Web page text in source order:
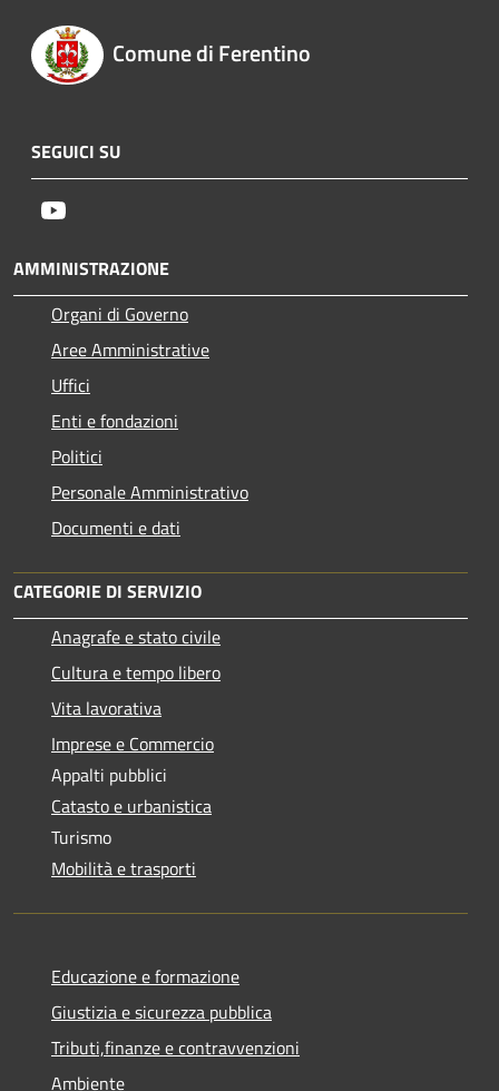
Comune di Ferentino
SEGUICI SU
AMMINISTRAZIONE
Organi di Governo
Aree Amministrative
Uffici
Enti e fondazioni
Politici
Personale Amministrativo
Documenti e dati
CATEGORIE DI SERVIZIO
Anagrafe e stato civile
Cultura e tempo libero
Vita lavorativa
Imprese e Commercio
Appalti pubblici
Catasto e urbanistica
Turismo
Mobilità e trasporti
Educazione e formazione
Giustizia e sicurezza pubblica
Tributi,finanze e contravvenzioni
Ambiente